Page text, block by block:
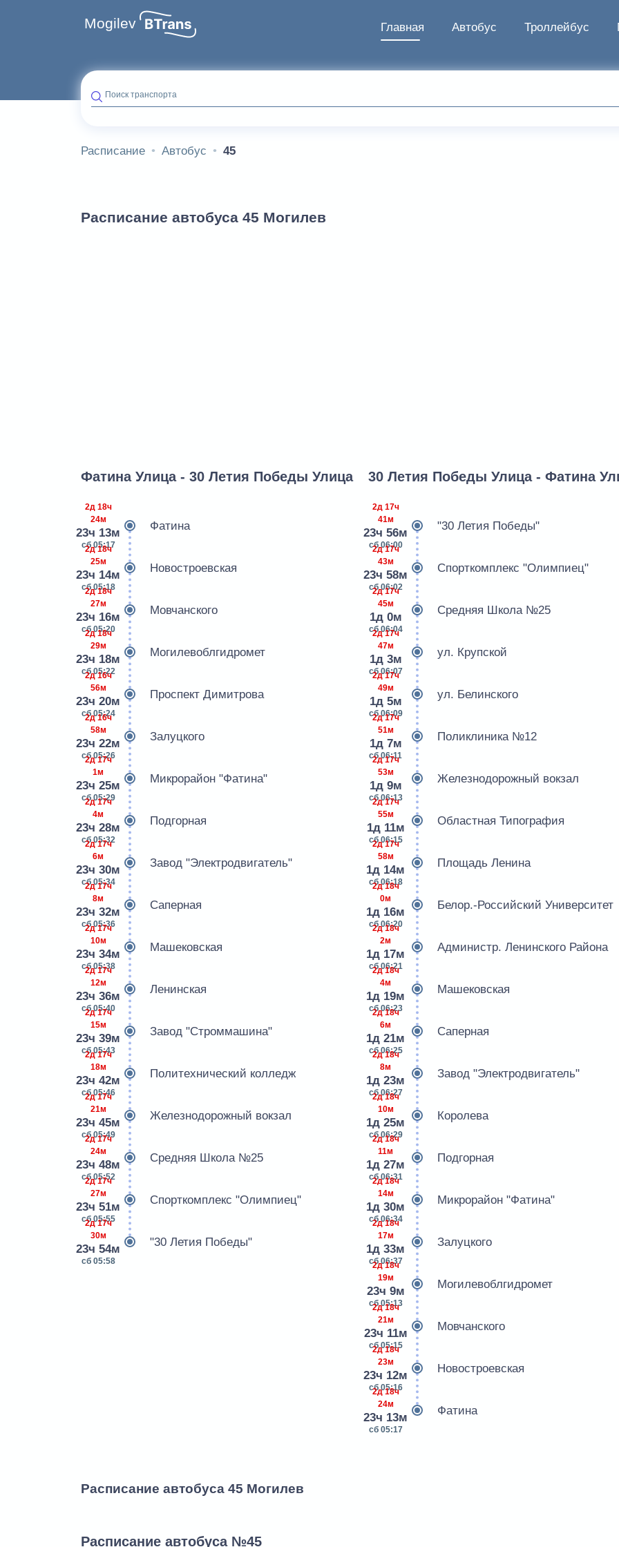
Mogilev Главная Автобус Троллейбус
Поиск транспорта
Расписание Автобус 45
Расписание автобуса 45 Могилев
Фатина Улица - 30 Летия Победы Улица
2д 18ч
24м
23ч 13м
сб 05:17
Фатина
2д 18ч
25м
23ч 14м
сб 05:18
Новостроевская
2д 18ч
27м
23ч 16м
сб 05:20
Мовчанского
2д 18ч
29м
23ч 18м
сб 05:22
Могилевоблгидромет
2д 16ч
56м
23ч 20м
сб 05:24
Проспект Димитрова
2д 16ч
58м
23ч 22м
сб 05:26
Залуцкого
2д 17ч
1м
23ч 25м
сб 05:29
Микрорайон "Фатина"
2д 17ч
4м
23ч 28м
сб 05:32
Подгорная
2д 17ч
6м
23ч 30м
сб 05:34
Завод "Электродвигатель"
2д 17ч
8м
23ч 32м
сб 05:36
Саперная
2д 17ч
10м
23ч 34м
сб 05:38
Машековская
2д 17ч
12м
23ч 36м
сб 05:40
Ленинская
2д 17ч
15м
23ч 39м
сб 05:43
Завод "Стpоммашина"
2д 17ч
18м
23ч 42м
сб 05:46
Политехнический колледж
2д 17ч
21м
23ч 45м
сб 05:49
Железнодорожный вокзал
2д 17ч
24м
23ч 48м
сб 05:52
Средняя Школа №25
2д 17ч
27м
23ч 51м
сб 05:55
Спорткомплекс "Олимпиец"
2д 17ч
30м
23ч 54м
сб 05:58
"30 Летия Победы"
30 Летия Победы Улица - Фатина
2д 17ч
41м
23ч 56м
сб 06:00
"30 Летия Победы"
2д 17ч
43м
23ч 58м
сб 06:02
Спорткомплекс "Олимпиец"
2д 17ч
45м
1д 0м
сб 06:04
Средняя Школа №25
2д 17ч
47м
1д 3м
сб 06:07
ул. Крупской
2д 17ч
49м
1д 5м
сб 06:09
ул. Белинского
2д 17ч
51м
1д 7м
сб 06:11
Поликлиника №12
2д 17ч
53м
1д 9м
сб 06:13
Железнодорожный вокзал
2д 17ч
55м
1д 11м
сб 06:15
Областная Типография
2д 17ч
58м
1д 14м
сб 06:18
Площадь Ленина
2д 18ч
0м
1д 16м
сб 06:20
Белор.-Российский Университет
2д 18ч
2м
1д 17м
сб 06:21
Администр. Ленинского Района
2д 18ч
4м
1д 19м
сб 06:23
Машековская
2д 18ч
6м
1д 21м
сб 06:25
Саперная
2д 18ч
8м
1д 23м
сб 06:27
Завод "Электродвигатель"
2д 18ч
10м
1д 25м
сб 06:29
Королева
2д 18ч
11м
1д 27м
сб 06:31
Подгорная
2д 18ч
14м
1д 30м
сб 06:34
Микрорайон "Фатина"
2д 18ч
17м
1д 33м
сб 06:37
Залуцкого
2д 18ч
19м
23ч 9м
сб 05:13
Могилевоблгидромет
2д 18ч
21м
23ч 11м
сб 05:15
Мовчанского
2д 18ч
23м
23ч 12м
сб 05:16
Новостроевская
2д 18ч
24м
23ч 13м
сб 05:17
Фатина
Расписание автобуса 45 Могилев
Расписание автобуса №45